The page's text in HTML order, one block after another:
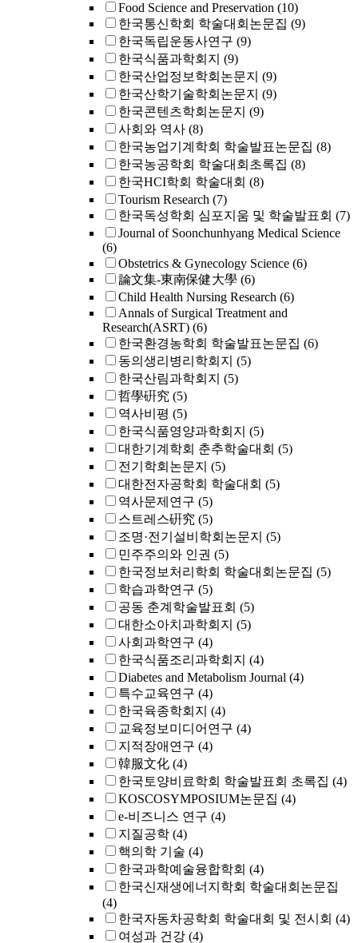
Food Science and Preservation (10)
한국통신학회 학술대회논문집 (9)
한국독립운동사연구 (9)
한국식품과학회지 (9)
한국산업정보학회논문지 (9)
한국산학기술학회논문지 (9)
한국콘텐츠학회논문지 (9)
사회와 역사 (8)
한국농업기계학회 학술발표논문집 (8)
한국농공학회 학술대회초록집 (8)
한국HCI학회 학술대회 (8)
Tourism Research (7)
한국독성학회 심포지움 및 학술발표회 (7)
Journal of Soonchunhyang Medical Science
(6)
Obstetrics & Gynecology Science (6)
論文集-東南保健大學 (6)
Child Health Nursing Research (6)
Annals of Surgical Treatment and
Research(ASRT) (6)
한국환경농학회 학술발표논문집 (6)
동의생리병리학회지 (5)
한국산림과학회지 (5)
哲學硏究 (5)
역사비평 (5)
한국식품영양과학회지 (5)
대한기계학회 춘추학술대회 (5)
전기학회논문지 (5)
대한전자공학회 학술대회 (5)
역사문제연구 (5)
스트레스硏究 (5)
조명·전기설비학회논문지 (5)
민주주의와 인권 (5)
한국정보처리학회 학술대회논문집 (5)
학습과학연구 (5)
공동 춘계학술발표회 (5)
대한소아치과학회지 (5)
사회과학연구 (4)
한국식품조리과학회지 (4)
Diabetes and Metabolism Journal (4)
특수교육연구 (4)
한국육종학회지 (4)
교육정보미디어연구 (4)
지적장애연구 (4)
韓服文化 (4)
한국토양비료학회 학술발표회 초록집 (4)
KOSCOSYMPOSIUM논문집 (4)
e-비즈니스 연구 (4)
지질공학 (4)
핵의학 기술 (4)
한국과학예술융합학회 (4)
한국신재생에너지학회 학술대회논문집
(4)
한국자동차공학회 학술대회 및 전시회 (4)
여성과 건강 (4)